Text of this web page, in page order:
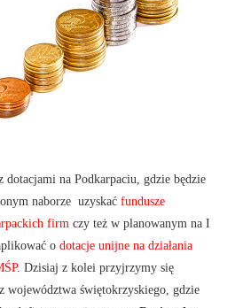
dotacjami na Podkarpaciu, gdzie będzie
naborze uzyskaćfundusze
firmczy też w planowanym na I
odotacje unijne na działania
. Dzisiaj z kolei przyjrzymy się
województwa świętokrzyskiego, gdzie